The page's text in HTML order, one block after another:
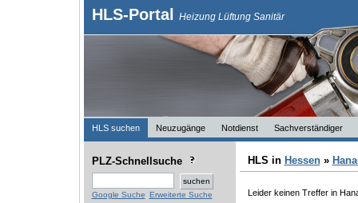
HLS-Portal Heizung Lüftung Sanitär
HLS suchen Neuzugänge Notdienst Sachverständiger
PLZ-Schnellsuche
Google Suche Erweiterte Suche
HLS in Hessen»
Leider keinen Treffer in